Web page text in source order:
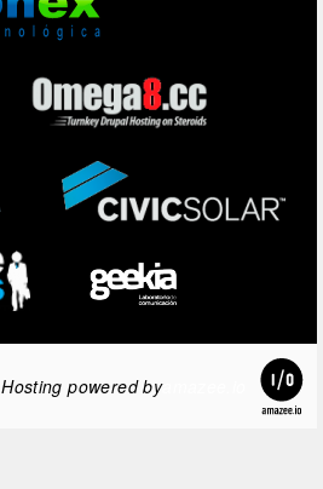
Hosting powered byamazee.io